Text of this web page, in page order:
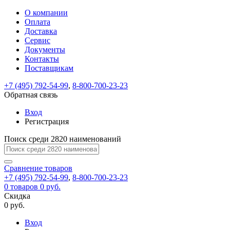
ВходРегистрация
Только
test@example.com
отправлена
по
ней
для
регистрации.
Ок
Только
Запомнить
меня
Забыли
Восстановление
пароля
Заполните
форму.
Мы
отправим
ссылку
на
указанный
электронный
адрес,
перейдя
по
которой
вы
новый
На
вашу
test@test.ru
отправлена
ссылка.
Перейдите
по
для
смены
пароля.
Введите
новый
пароль
Сменить
Пароль
успешно
Войти
Обратная
связь
Сообщение
пользовательского
соглашения
Ваше
сообщение
успешно
О компании
Оплата
Доставка
Сервис
Документы
Контакты
Поставщикам
+7 (495) 792-54-99, 8-800-700-23-23
Обратная связь
Вход
Регистрация
Поиск среди 2820 наименований
Сравнение товаров
+7 (495) 792-54-99, 8-800-700-23-23
0 товаров 0 руб.
Скидка
0 руб.
Вход